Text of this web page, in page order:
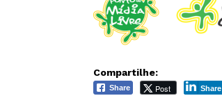
Compartilhe:
Share Post Share